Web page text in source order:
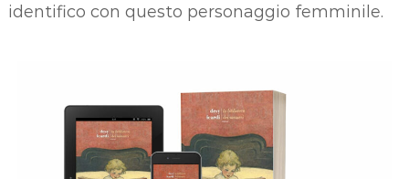
identifico con questo personaggio femminile.